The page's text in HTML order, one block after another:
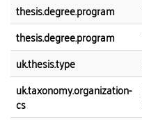
thesis.degree.program
thesis.degree.program
uk.thesis.type
uk.taxonomy.organization-
cs